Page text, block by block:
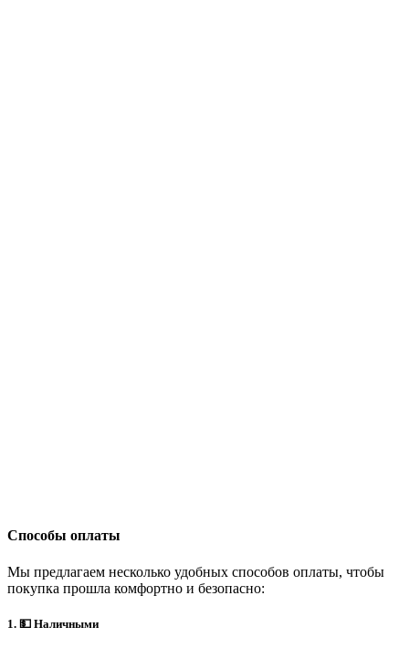
Способы оплаты
Мы предлагаем несколько удобных способов оплаты, чтобы
покупка прошла комфортно и безопасно:
1. 💵 Наличными